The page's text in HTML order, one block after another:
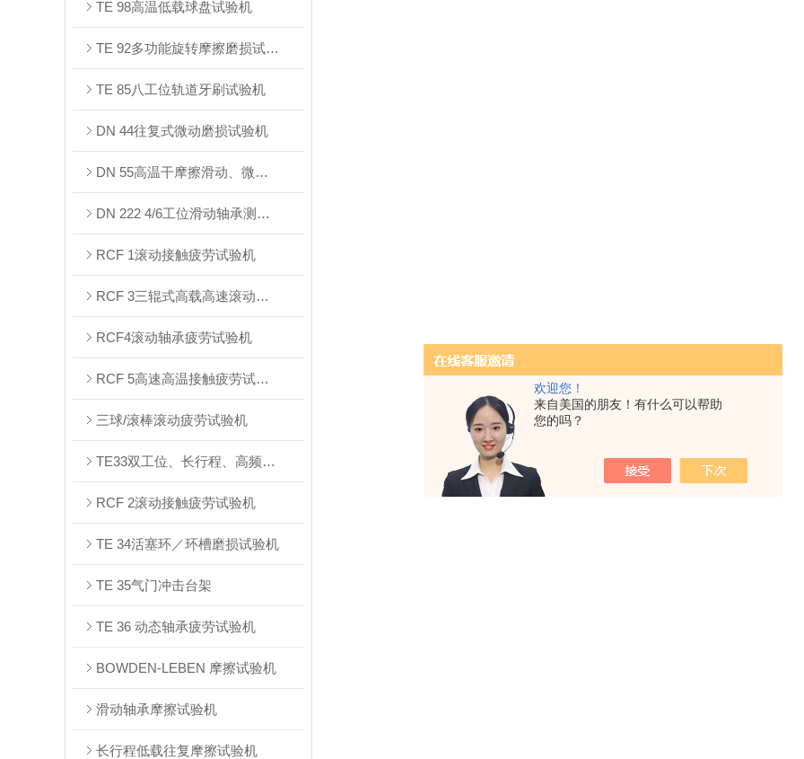
欢迎您！
来自美国的朋友！有什么可以帮助
您的吗？
TE 98⾼温低载球盘试验机
TE 92多功能旋转摩擦磨损试验机
TE 85八工位轨道牙刷试验机
DN 44往复式微动磨损试验机
DN 55⾼温⼲摩擦滑动、微动试验机
DN 222 4/6⼯位滑动轴承测试台架
RCF 1滚动接触疲劳试验机
RCF 3三辊式⾼载⾼速滚动接触疲劳试验机
RCF4滚动轴承疲劳试验机
RCF 5⾼速⾼温接触疲劳试验机
三球/滚棒滚动疲劳试验机
TE33双工位、长行程、高频往复摩擦试验台架
RCF 2滚动接触疲劳试验机
TE 34活塞环／环槽磨损试验机
TE 35⽓⻔冲击台架
TE 36 动态轴承疲劳试验机
BOWDEN-LEBEN 摩擦试验机
滑动轴承摩擦试验机
长⾏程低载往复摩擦试验机